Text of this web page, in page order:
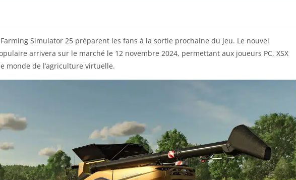
Simulator 25 préparent les fans à la sortie prochaine du jeu. Le nouvel
arrivera sur le marché le 12 novembre 2024, permettant aux joueurs PC, XSX
monde de l’agriculture virtuelle.